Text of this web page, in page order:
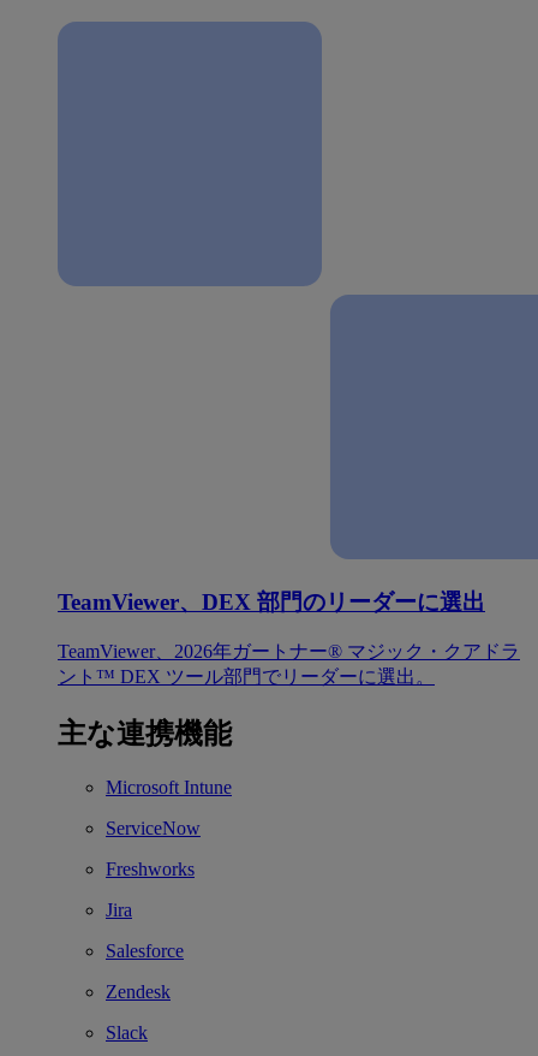
TeamViewer、DEX 部門のリーダーに選出
TeamViewer、2026年ガートナー® マジック・クアドラ
ント™ DEX ツール部門でリーダーに選出。
主な連携機能
Microsoft Intune
ServiceNow
Freshworks
Jira
Salesforce
Zendesk
Slack